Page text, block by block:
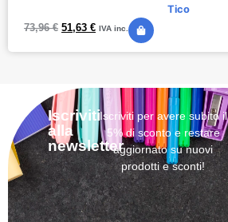
Tico
73,96€ 51,63 € IVA inc.
Iscriviti
alla
newsletter
Iscriviti per avere subito il
5% di sconto e restare
aggiornato su nuovi
prodotti e sconti!